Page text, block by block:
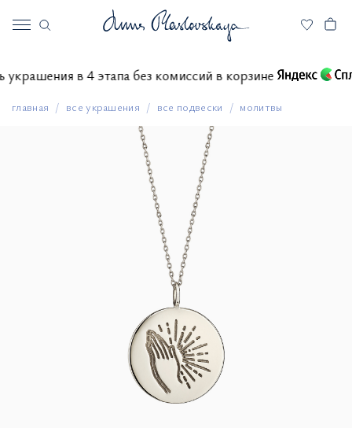
украшения в 4 этапа без комиссий в корзине
главная все украшения все подвески молитвы